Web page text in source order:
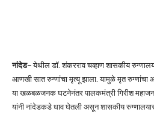
नांदेड– येथील डॉ. शंकरराव चव्हाण शासकीय रुग्णालय
आणखी सात रुग्णांचा मृत्यू झाला. यामुळे मृत रुग्णांचा
या खळबळजनक घटनेनंतर पालकमंत्री गिरीश
यांनी नांदेडकडे धाव घेतली असून शासकीय